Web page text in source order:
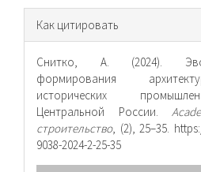
Информация
о статье
Как цитировать
Снитко, А. (2024).
формирования
исторических
Центральной России.
строительство, (2), 25–35.
9038-2024-2-25-35